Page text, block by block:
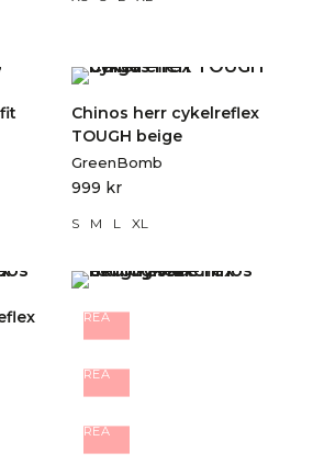
Chinos herr cykelreflex
TOUGH beige
GreenBomb
999 kr
S M L XL
REA
REA
REA